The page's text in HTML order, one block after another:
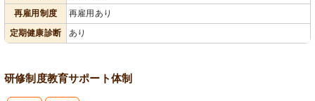
再雇用制度
再雇用あり
定期健康診断
あり
研修制度教育サポート体制